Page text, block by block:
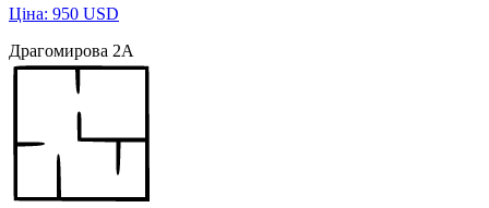
Ціна: 950 USD
Драгомирова 2А